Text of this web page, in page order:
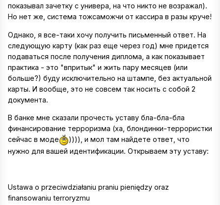
показывал зачетку с универа, на что никто не возражал).
Но нет же, система тожсаможчи от кассира в разы круче!
Однако, я все-таки хочу получить письменный ответ. На
следующую карту (как раз еще через год) мне придется
подаваться после получения диплома, а как показывает
практика - это "впритык" и жить пару месяцев (или
больше?) буду исключительно на штампе, без актуальной
карты. И вообще, это не совсем так носить с собой 2
документа.
В банке мне сказали прочесть уставу бла-бла-бла
финансирование терроризма (ха, блондинки-террористки
сейчас в моде
)))), и мол там найдете ответ, что
нужно для вашей идентификации. Открываем эту уставу:
Ustawa o przeciwdziałaniu praniu pieniędzy oraz
finansowaniu terroryzmu